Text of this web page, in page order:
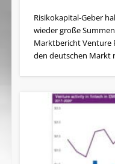
Risikokapital-Geber
wieder große
Marktbericht Venture
den deutschen Markt